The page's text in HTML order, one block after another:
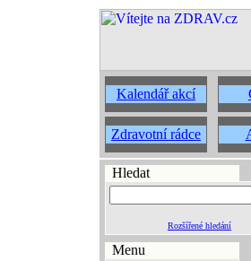
Kalendář akcí
Zdravotní rádce
Hledat
Rozšířené hledání
Menu